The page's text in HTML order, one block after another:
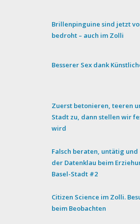
Brillenpinguine sind jetzt
bedroht – auch im Zolli
Besserer Sex dank
Zuerst betonieren, teeren
Stadt zu, dann stellen wir
wird
Falsch beraten, untätig
der Datenklau beim
Basel-Stadt #2
Citizen Science im Zolli.
beim Beobachten